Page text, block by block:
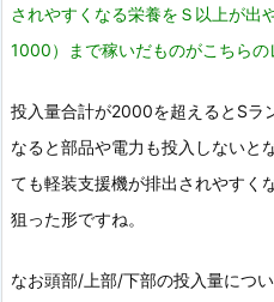
されやすくなる栄養をＳ以上が出
1000）まで稼いだものがこちらの
投入量合計が2000を超えるとSラ
なると部品や電力も投入しないと
ても軽装支援機が排出されやすく
狙った形ですね。
なお頭部/上部/下部の投入量につ